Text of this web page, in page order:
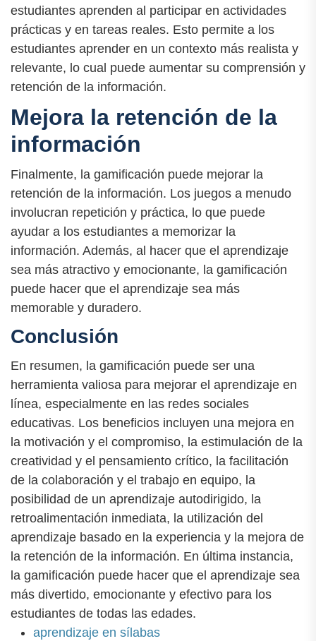
estudiantes aprenden al participar en actividades
prácticas y en tareas reales. Esto permite a los
estudiantes aprender en un contexto más realista y
relevante, lo cual puede aumentar su comprensión y
retención de la información.
Mejora la retención de la
información
Finalmente, la gamificación puede mejorar la
retención de la información. Los juegos a menudo
involucran repetición y práctica, lo que puede
ayudar a los estudiantes a memorizar la
información. Además, al hacer que el aprendizaje
sea más atractivo y emocionante, la gamificación
puede hacer que el aprendizaje sea más
memorable y duradero.
Conclusión
En resumen, la gamificación puede ser una
herramienta valiosa para mejorar el aprendizaje en
línea, especialmente en las redes sociales
educativas. Los beneficios incluyen una mejora en
la motivación y el compromiso, la estimulación de la
creatividad y el pensamiento crítico, la facilitación
de la colaboración y el trabajo en equipo, la
posibilidad de un aprendizaje autodirigido, la
retroalimentación inmediata, la utilización del
aprendizaje basado en la experiencia y la mejora de
la retención de la información. En última instancia,
la gamificación puede hacer que el aprendizaje sea
más divertido, emocionante y efectivo para los
estudiantes de todas las edades.
aprendizaje en sílabas